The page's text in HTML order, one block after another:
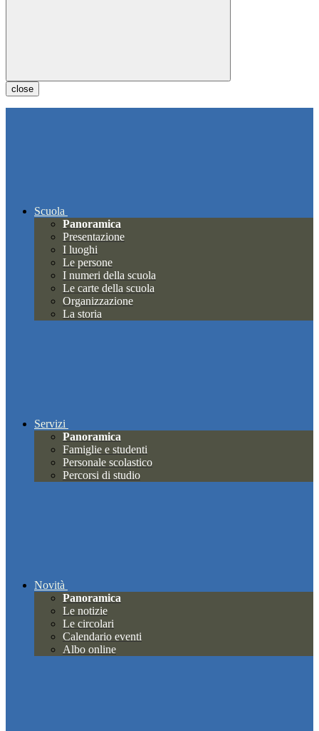
close
Scuola
Panoramica
Presentazione
I luoghi
Le persone
I numeri della scuola
Le carte della scuola
Organizzazione
La storia
Servizi
Panoramica
Famiglie e studenti
Personale scolastico
Percorsi di studio
Novità
Panoramica
Le notizie
Le circolari
Calendario eventi
Albo online